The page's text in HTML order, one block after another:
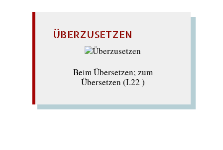
ÜBERZUSETZEN
Beim Übersetzen; zum
Übersetzen (I.22 )